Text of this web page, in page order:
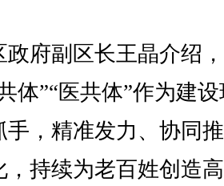
副区长王晶介绍，
体”“医共体”作为建
手，精准发力、协同
，持续为老百姓创造